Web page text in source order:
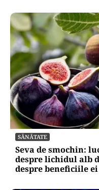
SĂNĂTATE
Seva de smochin:
despre lichidul alb
despre beneficiile ei